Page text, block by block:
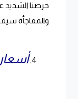
حرصنا الشديد
والمفاجأة